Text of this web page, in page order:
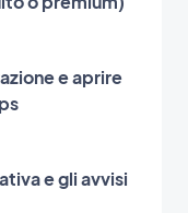
e aprire
e gli avvisi